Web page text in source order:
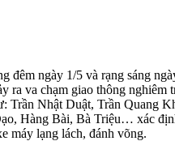
đêm ngày 1/5 và rạng sáng
ra va chạm giao thông nghiêm
Trần Nhật Duật, Trần Quang
Hàng Bài, Bà Triệu… xác
máy lạng lách, đánh võng.